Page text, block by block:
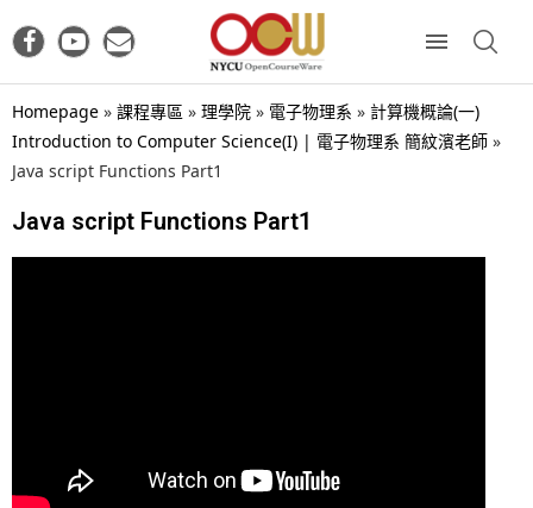
Homepage » 課程專區 » 理學院 » 電子物理系 » 計算機概論(一)
Introduction to Computer Science(I) | 電子物理系 簡紋濱老師 »
Java script Functions Part1
Java script Functions Part1